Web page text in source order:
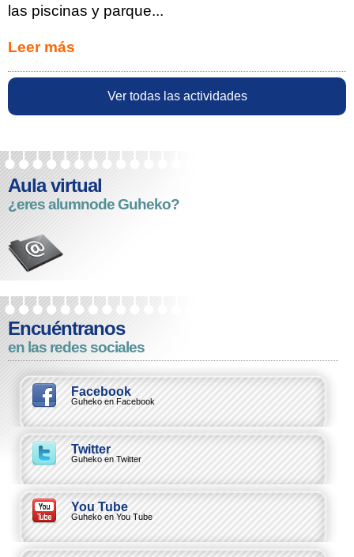
las piscinas y parque...
Leer más
Ver todas las actividades
Aula virtual
¿eres alumnode Guheko?
Encuéntranos
en las redes sociales
Facebook
Guheko en Facebook
Twitter
Guheko en Twitter
You Tube
Guheko en You Tube